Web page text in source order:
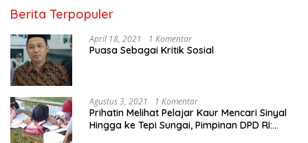
Berita Terpopuler
April 18, 2021 1 Komentar
Puasa Sebagai Kritik Sosial
Agustus 3, 2021 1 Komentar
Prihatin Melihat Pelajar Kaur Mencari Sinyal
Hingga ke Tepi Sungai, Pimpinan DPD RI: